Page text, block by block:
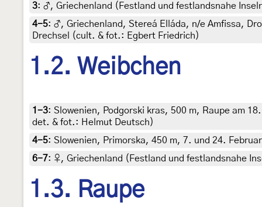
3: ♂, Griechenland (Festland und festlandsnahe
4-5: ♂, Griechenland, Stereá Elláda, n/e Amfissa,
Drechsel (cult. & fot.: Egbert Friedrich)
1.2. Weibchen
1-3: Slowenien, Podgorski kras, 500 m, Raupe am
det. & fot.: Helmut Deutsch)
4-5: Slowenien, Primorska, 450 m, 7. und 24.
6-7: ♀, Griechenland (Festland und festlandsnahe
1.3. Raupe